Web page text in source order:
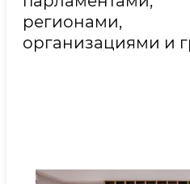
регионами,
организациями и